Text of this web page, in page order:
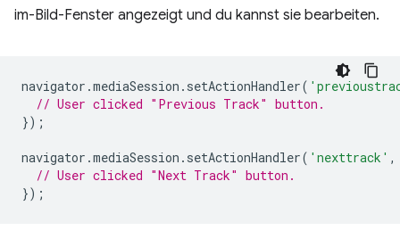
im-Bild-Fenster angezeigt und du kannst sie bearbeiten.
navigator .mediaSession . setActionHandler(
// User clicked "Previous Track" button.
});
navigator .mediaSession . setActionHandler( 'nexttrack' ,
// User clicked "Next Track" button.
});